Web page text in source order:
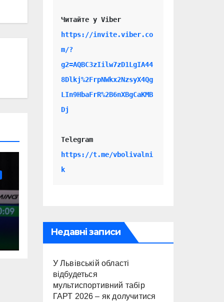
Читайте у Viber
https://invite.viber.co
m/?
g2=AQBC3zIilw7zD1LgIA44
8Dlkj%2FrpNWkx2NzsyX4Qg
LIn9HbaFrR%2B6nXBgCaKMB
Dj
Telegram
https://t.me/vbolivalni
k
Недавні записи
У Львівській області
відбудеться
мультиспортивний табір
ГАРТ 2026 – як долучитися